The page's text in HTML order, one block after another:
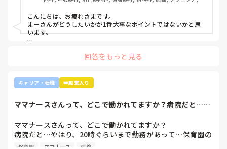
そして最近師長さんに『君は病棟勤務よりも外来とか健診セ
ンターとかのほうがいいのでは？ウチの部署もスタッフが足
りないから育てる余裕が足りない。前向きに捉えて看護師は
いろんな働き方あるよ』と部署は決まってませんが、異動確
り、看護のつながりが無かったことは自分でも反省していま
すし、今後成長させていきたいなと思っています。
いないです。
るかな？』『自分ならそこまでされたら辞めるよ』とのこ
と。
師長さんの言ってることも確かに理解できますが
こんにちは、お疲れさまです。
まーさんがどうしたいかが1番大事なポイントではないかと思
います。
アややることが多くて忙しくても、人間関係は良好でも、どう
外来や検診センターは、また病棟とは全然違う業務になるの
で、病棟での臨床経験を積みたい気持ちがあるのであれば、ご
きな病院だとどうしても異動で行きたくない場所に行かされて
病院も規模やいろいろ取り組んでいることが違うので、探して
みるとおもしろいですよ。ただ、転職するなら3年は基礎をつ
けてもいいのかなと思います。中途採用は即戦力を期待されま
回答をもっと見る
キャリア・転職 👑殿堂入り
ママナースさんって、どこで働かれてますか？病院だと…や
ママナースさんって、どこで働かれてますか？
病院だと…やはり、20時ぐらいまで勤務があって…保育園の
お迎えが間に合わないことが多くて…
保育園 ママナース 病院